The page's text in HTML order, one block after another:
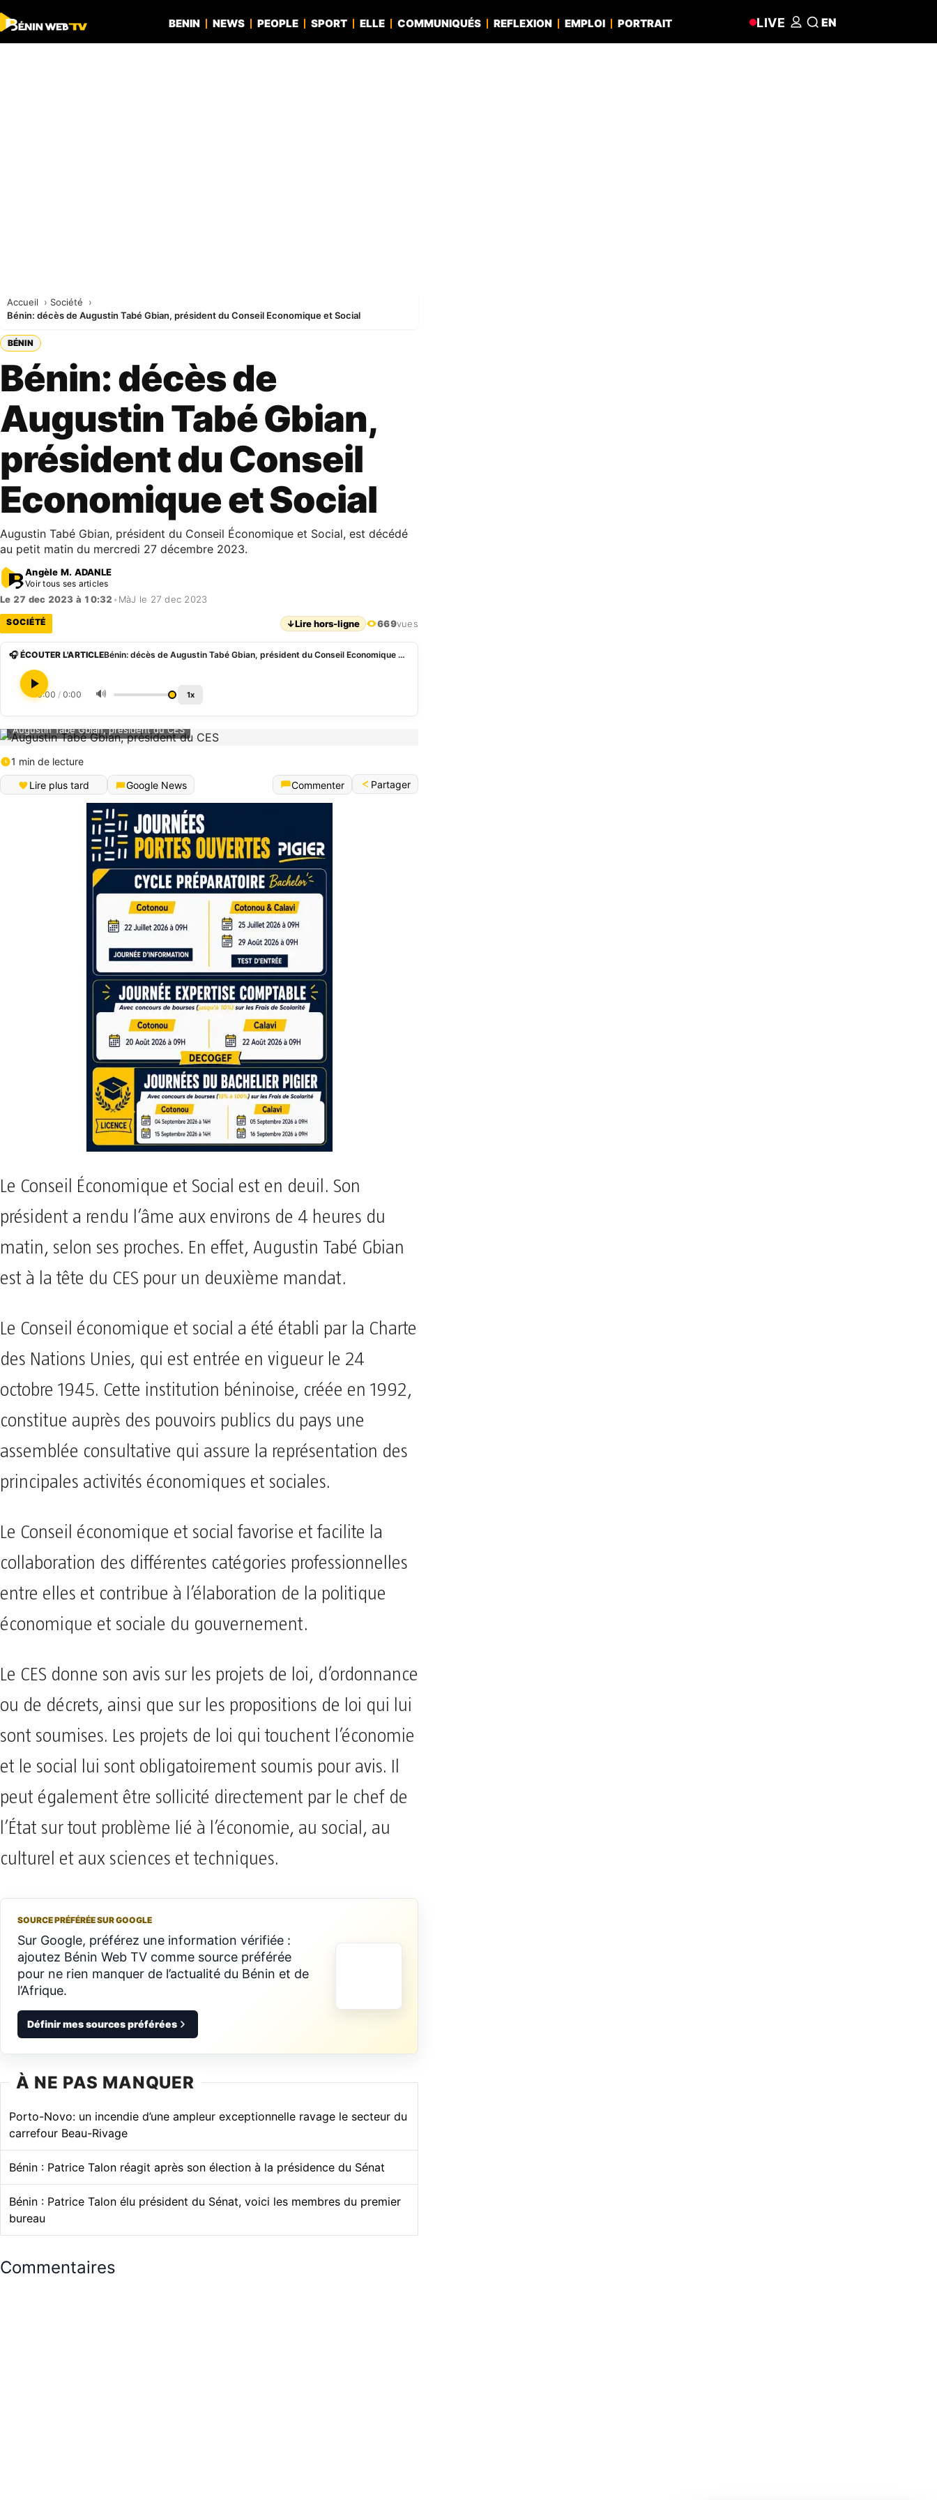
BENIN NEWS PEOPLE SPORT ELLE COMMUNIQUÉS REFLEXION EMPLOI PORTRAIT LIVE EN
Accueil
Société
Bénin: décès de Augustin Tabé Gbian, président du Conseil Economique et Social
BÉNIN
Bénin: décès de
Augustin Tabé Gbian,
président du Conseil
Economique et Social
Augustin Tabé Gbian, président du Conseil Économique et Social, est décédé
au petit matin du mercredi 27 décembre 2023.
Angèle M. ADANLE
Voir tous ses articles
Le 27 dec 2023 à 10:32 • MàJ le 27 dec 2023
SOCIÉTÉ ↓Lire hors-ligne 669vues
🎧 ÉCOUTER L'ARTICLE Bénin: décès de Augustin Tabé Gbian, président du Conseil Economique et Social
0:00 / 0:00 🔊 1x
Augustin Tabé Gbian, président du CES
1 min de lecture
Lire plus tard
Google News Commenter Partager
Le Conseil Économique et Social est en deuil. Son
président a rendu l’âme aux environs de 4 heures du
matin, selon ses proches. En effet, Augustin Tabé Gbian
est à la tête du CES pour un deuxième mandat.
Le Conseil économique et social a été établi par la Charte
des Nations Unies, qui est entrée en vigueur le 24
octobre 1945. Cette institution béninoise, créée en 1992,
constitue auprès des pouvoirs publics du pays une
assemblée consultative qui assure la représentation des
principales activités économiques et sociales.
Le Conseil économique et social favorise et facilite la
collaboration des différentes catégories professionnelles
entre elles et contribue à l’élaboration de la politique
économique et sociale du gouvernement.
Le CES donne son avis sur les projets de loi, d’ordonnance
ou de décrets, ainsi que sur les propositions de loi qui lui
sont soumises. Les projets de loi qui touchent l’économie
et le social lui sont obligatoirement soumis pour avis. Il
peut également être sollicité directement par le chef de
l’État sur tout problème lié à l’économie, au social, au
culturel et aux sciences et techniques.
SOURCE PRÉFÉRÉE SUR GOOGLE
Sur Google, préférez une information vérifiée :
ajoutez Bénin Web TV comme source préférée
pour ne rien manquer de l’actualité du Bénin et de
l’Afrique.
Définir mes sources préférées
À NE PAS MANQUER
Porto-Novo: un incendie d’une ampleur exceptionnelle ravage le secteur du
carrefour Beau-Rivage
Bénin : Patrice Talon réagit après son élection à la présidence du Sénat
Bénin : Patrice Talon élu président du Sénat, voici les membres du premier
bureau
Commentaires